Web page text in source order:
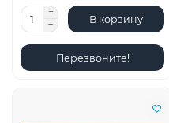
В корзину
Перезвоните!